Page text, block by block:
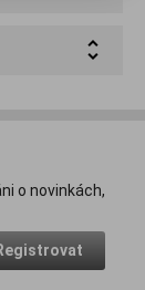
o novinkách,